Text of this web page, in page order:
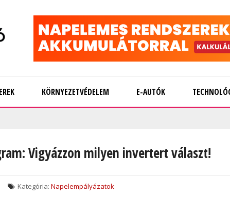
KÖRNYEZETVÉDELEM E-AUTÓK
Vigyázzon milyen invertert választ!
Kategória: Napelempályázatok